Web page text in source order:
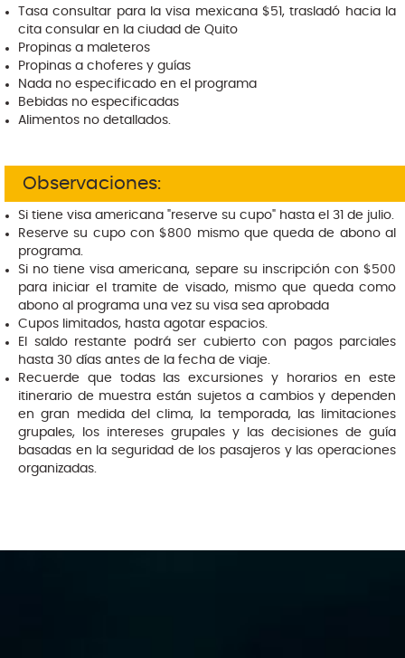
03 noches de alojamiento en Acapulco.
Guías profesionales.
Servicios Garantizados por Senderos Andinos Expediciones
IVA de Agencia de Viajes y Mayorista.
Salida de divisas.
Seguro de viajes cobertura de hasta USD. 40.000, no aplica
en enfermedades preexistentes, este seguro aplica
Tasa consultar para la visa mexicana $51, trasladó hacia la
cita consular en la ciudad de Quito
Propinas a maleteros
Propinas a choferes y guías
Nada no especificado en el programa
Bebidas no especificadas
Alimentos no detallados.
Observaciones:
Si tiene visa americana "reserve su cupo" hasta el 31 de julio.
Reserve su cupo con $800 mismo que queda de abono al
programa.
Si no tiene visa americana, separe su inscripción con $500
para iniciar el tramite de visado, mismo que queda como
abono al programa una vez su visa sea aprobada
Cupos limitados, hasta agotar espacios.
El saldo restante podrá ser cubierto con pagos parciales
hasta 30 días antes de la fecha de viaje.
Recuerde que todas las excursiones y horarios en este
itinerario de muestra están sujetos a cambios y dependen
en gran medida del clima, la temporada, las limitaciones
grupales, los intereses grupales y las decisiones de guía
basadas en la seguridad de los pasajeros y las operaciones
organizadas.